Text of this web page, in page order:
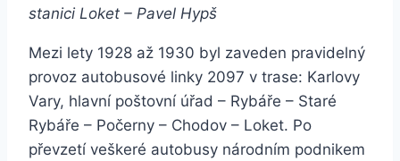
stanici Loket – Pavel Hypš
Mezi lety 1928 až 1930 byl zaveden pravidelný
provoz autobusové linky 2097 v trase: Karlovy
Vary, hlavní poštovní úřad – Rybáře – Staré
Rybáře – Počerny – Chodov – Loket. Po
převzetí veškeré autobusy národním podnikem